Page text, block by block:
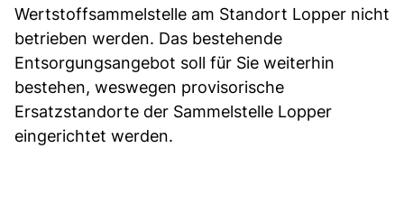
Wertstoffsammelstelle am Standort Lopper nicht
betrieben werden. Das bestehende
Entsorgungsangebot soll für Sie weiterhin
bestehen, weswegen provisorische
Ersatzstandorte der Sammelstelle Lopper
eingerichtet werden.